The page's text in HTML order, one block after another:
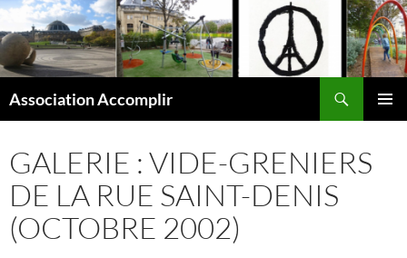
Aller
au
contenu
Association Accomplir
GALERIE : VIDE-GRENIERS
DE LA RUE SAINT-DENIS
(OCTOBRE 2002)